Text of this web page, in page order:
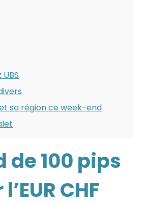
sa région ce week-end
de 100 pips
CHF